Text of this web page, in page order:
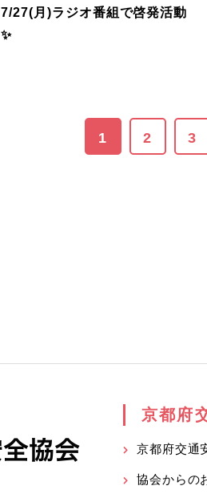
7/27(月)ラジオ番組で啓発活動
✨
1 2 3
京都府
京都府交通
協会からの